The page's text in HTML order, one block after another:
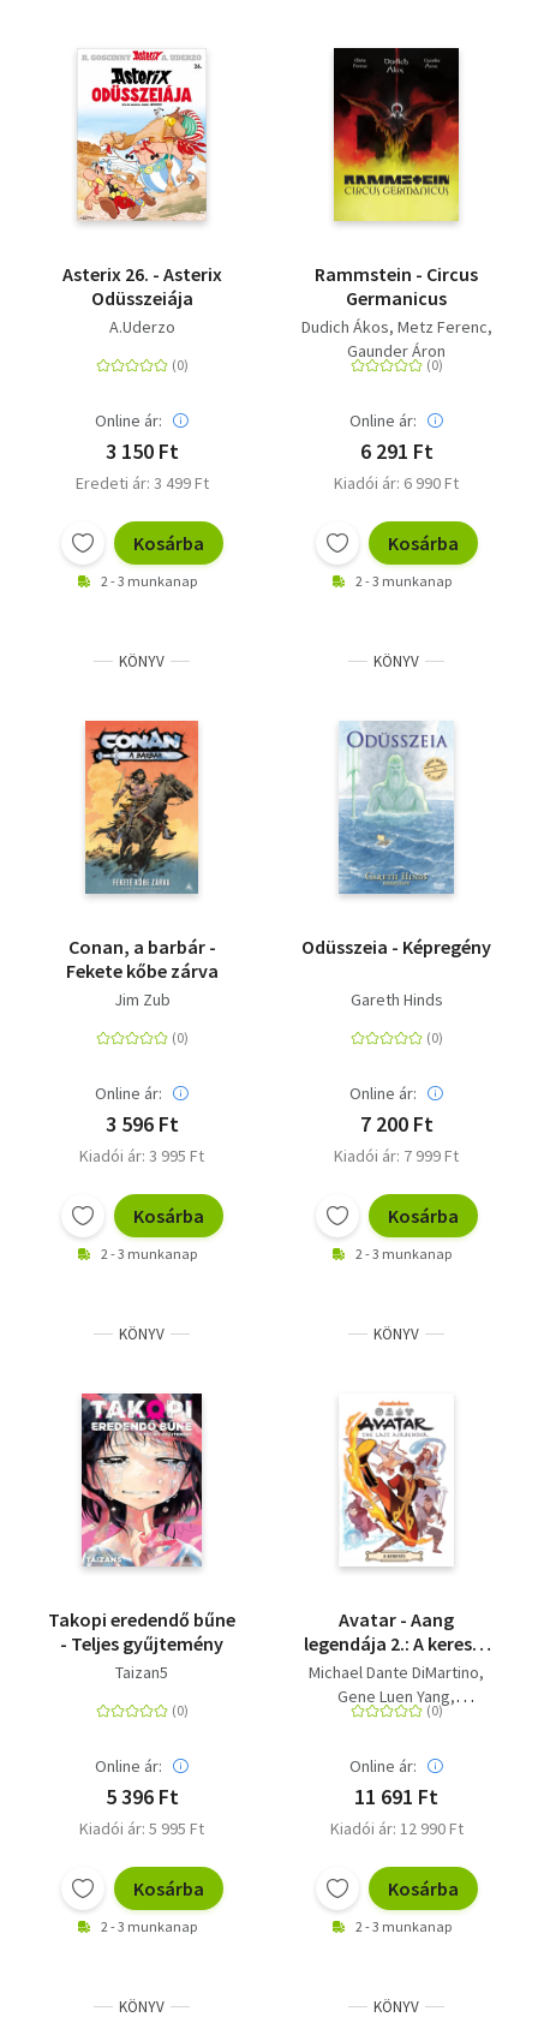
Asterix 26. - Asterix
Odüsszeiája
A.Uderzo
Online ár:
3 150 Ft
Eredeti ár: 3 499 Ft
Kosárba
2 - 3 munkanap
Rammstein - Circus
Germanicus
Dudich Ákos Metz Ferenc
Gaunder Áron
Online ár:
6 291 Ft
Kiadói ár: 6 990 Ft
Kosárba
2 - 3 munkanap
KÖNYV
Conan, a barbár -
Fekete kőbe zárva
Jim Zub
Online ár:
3 596 Ft
Kiadói ár: 3 995 Ft
Kosárba
2 - 3 munkanap
KÖNYV
Odüsszeia - Képregény
Gareth Hinds
Online ár:
7 200 Ft
Kiadói ár: 7 999 Ft
Kosárba
2 - 3 munkanap
KÖNYV
Takopi eredendő bűne
- Teljes gyűjtemény
Taizan5
Online ár:
5 396 Ft
Kiadói ár: 5 995 Ft
Kosárba
2 - 3 munkanap
KÖNYV
Avatar - Aang
legendája 2.: A keresés
- A teljes trilógia
(képregény)
Michael Dante DiMartino
Gene Luen Yang
Bryan Konietzko
Online ár:
11 691 Ft
Kiadói ár: 12 990 Ft
Kosárba
2 - 3 munkanap
KÖNYV KÖNYV